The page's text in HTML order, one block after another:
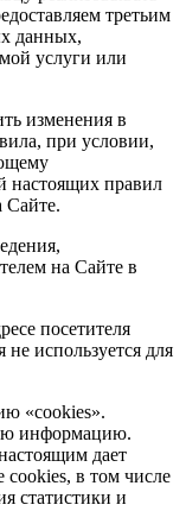
третьим
данных,
услуги или
изменения в
при условии,
настоящих правил
Сайте.
на Сайте в
посетителя
используется для
«cookies».
информацию.
дает
cookies, в том числе
статистики и